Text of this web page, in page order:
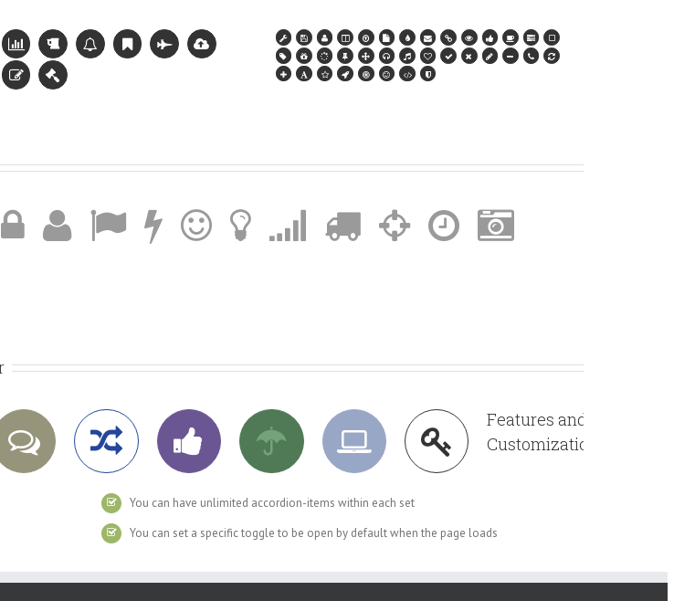
Features and
Customizations
You can have unlimited accordion-items within each set
You can set a specific toggle to be open by default when the page loads